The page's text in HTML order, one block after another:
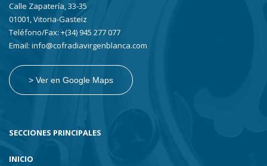
Calle Zapatería, 33-35
01001, Vitoria-Gasteiz
Teléfono/Fax: +(34) 945 277 077
Email: info@cofradiavirgenblanca.com
> Ver en Google Maps
SECCIONES PRINCIPALES
INICIO